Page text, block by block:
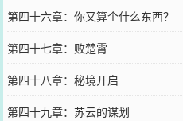
第四十六章：你又算个什么东西？
第四十七章：败楚霄
第四十八章：秘境开启
第四十九章：苏云的谋划